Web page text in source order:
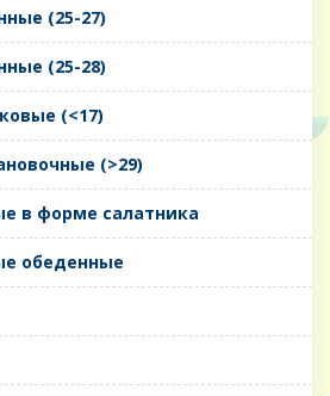
(25-27)
(25-28)
(<17)
(>29)
в форме салатника
обеденные